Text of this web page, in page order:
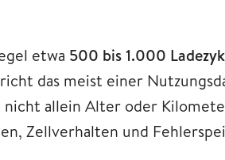
etwa 500 bis 1.000
das meist einer
nicht allein Alter oder
Zellverhalten und